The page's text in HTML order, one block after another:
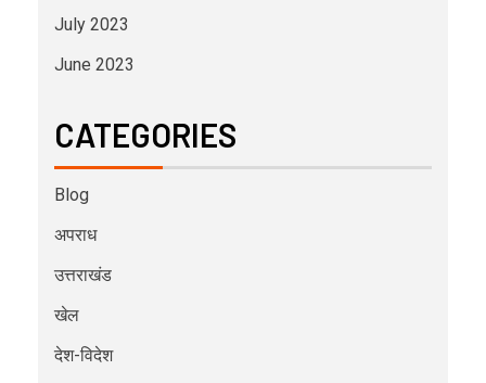
July 2023
June 2023
CATEGORIES
Blog
अपराध
उत्तराखंड
खेल
देश-विदेश